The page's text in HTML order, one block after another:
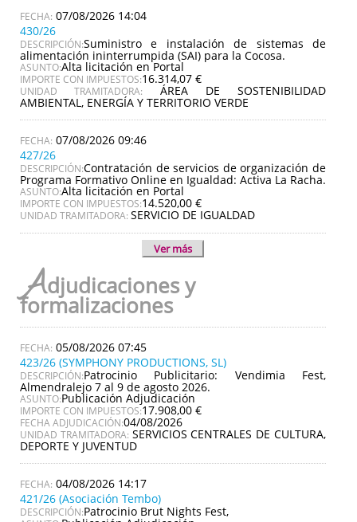
07/08/2026 14:04
430/26
DESCRIPCIÓN:Suministro e instalación de sistemas de
alimentación ininterrumpida (SAI) para la Cocosa.
ASUNTO:Alta licitación en Portal
IMPORTE CON IMPUESTOS:16.314,07 €
UNIDAD TRAMITADORA: ÁREA DE SOSTENIBILIDAD
AMBIENTAL, ENERGÍA Y TERRITORIO VERDE
07/08/2026 09:46
427/26
DESCRIPCIÓN:Contratación de servicios de organización de
Programa Formativo Online en Igualdad: Activa La Racha.
ASUNTO:Alta licitación en Portal
IMPORTE CON IMPUESTOS:14.520,00 €
UNIDAD TRAMITADORA: SERVICIO DE IGUALDAD
Ver más
Adjudicaciones y
formalizaciones
05/08/2026 07:45
423/26 (SYMPHONY PRODUCTIONS, SL)
DESCRIPCIÓN:Patrocinio Publicitario: Vendimia Fest,
Almendralejo 7 al 9 de agosto 2026.
ASUNTO:Publicación Adjudicación
IMPORTE CON IMPUESTOS:17.908,00 €
FECHA ADJUDICACIÓN:04/08/2026
UNIDAD TRAMITADORA: SERVICIOS CENTRALES DE CULTURA,
DEPORTE Y JUVENTUD
04/08/2026 14:17
421/26 (Asociación Tembo)
DESCRIPCIÓN:Patrocinio Brut Nights Fest,